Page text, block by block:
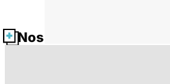
Nos fiches santé